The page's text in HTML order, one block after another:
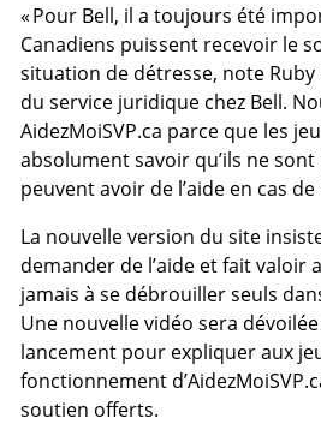
« Pour Bell, il a toujours été
Canadiens puissent recevoir le
situation de détresse, note
du service juridique chez Bell.
AidezMoiSVP.ca parce que les
absolument savoir qu’ils ne sont
peuvent avoir de l’aide en cas de
La nouvelle version du site
demander de l’aide et fait valoir
jamais à se débrouiller seuls
Une nouvelle vidéo sera
lancement pour expliquer aux
fonctionnement
soutien offerts.